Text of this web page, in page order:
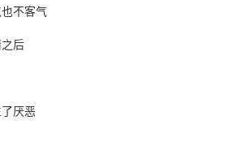
不客气
后
厌恶